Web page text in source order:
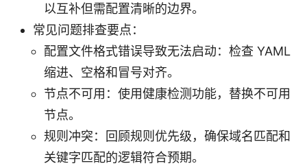
以互补但需配置清晰的边界。
常见问题排查要点：
配置文件格式错误导致无法启动：检查 YAML
缩进、空格和冒号对齐。
节点不可用：使用健康检测功能，替换不可用
节点。
规则冲突：回顾规则优先级，确保域名匹配和
关键字匹配的逻辑符合预期。